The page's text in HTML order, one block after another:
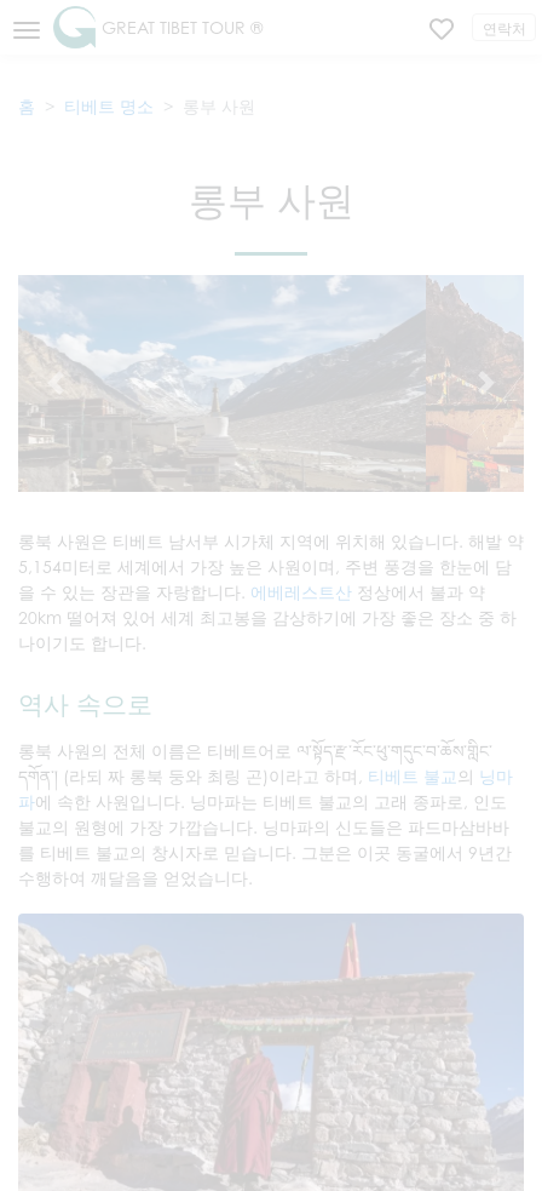
GREAT TIBET TOUR ® 연락처
홈 티베트 명소 롱부 사원
롱부 사원
롱북 사원은 티베트 남서부 시가체 지역에 위치해 있습니다. 해발 약
5,154미터로 세계에서 가장 높은 사원이며, 주변 풍경을 한눈에 담
을 수 있는 장관을 자랑합니다. 에베레스트산 정상에서 불과 약
20km 떨어져 있어 세계 최고봉을 감상하기에 가장 좋은 장소 중 하
나이기도 합니다.
역사 속으로
롱북 사원의 전체 이름은 티베트어로 ལ་སྟོད་རྫ་རོང་ཕུ་གདུང་བ་ཆོས་གླིང་
དགོན་། (라되 짜 롱북 둥와 최링 곤)이라고 하며, 티베트 불교의 닝마
파에 속한 사원입니다. 닝마파는 티베트 불교의 고래 종파로, 인도
불교의 원형에 가장 가깝습니다. 닝마파의 신도들은 파드마삼바바
를 티베트 불교의 창시자로 믿습니다. 그분은 이곳 동굴에서 9년간
수행하여 깨달음을 얻었습니다.